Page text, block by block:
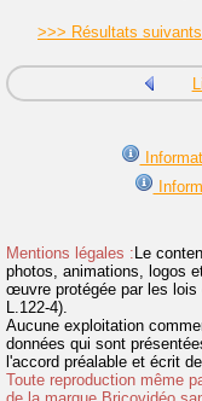
>>> Résultats
Mentions légales : Le
photos, animations, logos
œuvre protégée par les lois
L.122-4).
Aucune exploitation
données qui sont
l'accord préalable et écrit
Toute reproduction même